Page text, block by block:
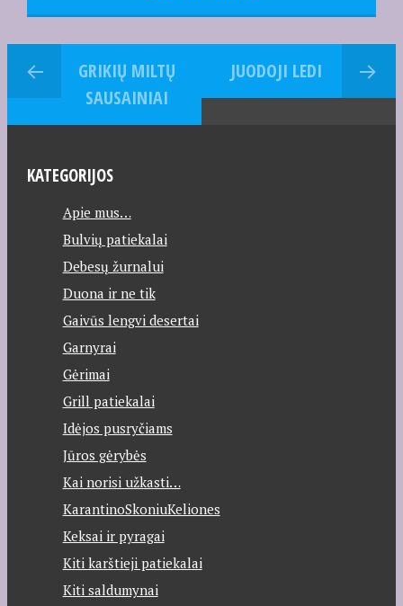
GRIKIŲ MILTŲ
SAUSAINIAI
JUODOJI LEDI
KATEGORIJOS
Apie mus…
Bulvių patiekalai
Debesų žurnalui
Duona ir ne tik
Gaivūs lengvi desertai
Garnyrai
Gėrimai
Grill patiekalai
Idėjos pusryčiams
Jūros gėrybės
Kai norisi užkasti…
KarantinoSkoniuKeliones
Keksai ir pyragai
Kiti karštieji patiekalai
Kiti saldumynai